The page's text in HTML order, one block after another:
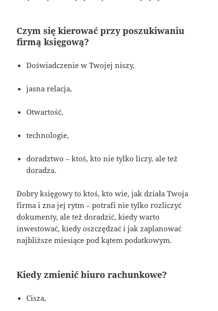
Czym się kierować przy poszukiwaniu
firmą księgową?
Doświadczenie w Twojej niszy,
jasna relacja,
Otwartość,
technologie,
doradztwo – ktoś, kto nie tylko liczy, ale też
doradza.
Dobry księgowy to ktoś, kto wie, jak działa Twoja
firma i zna jej rytm – potrafi nie tylko rozliczyć
dokumenty, ale też doradzić, kiedy warto
inwestować, kiedy oszczędzać i jak zaplanować
najbliższe miesiące pod kątem podatkowym.
Kiedy zmienić biuro rachunkowe?
Cisza,